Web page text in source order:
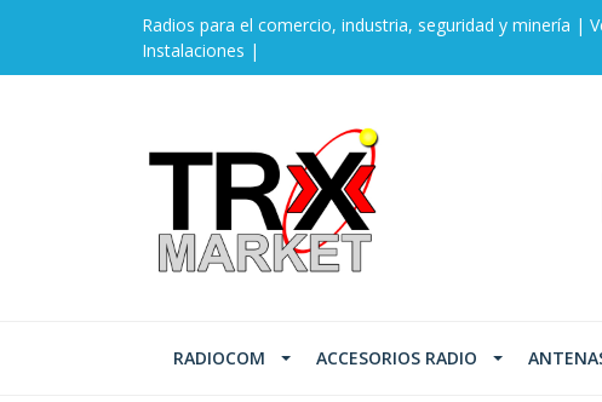
Radios para el comercio, industria, seguridad y minería |
Instalaciones |
RADIOCOM ACCESORIOS RADIO